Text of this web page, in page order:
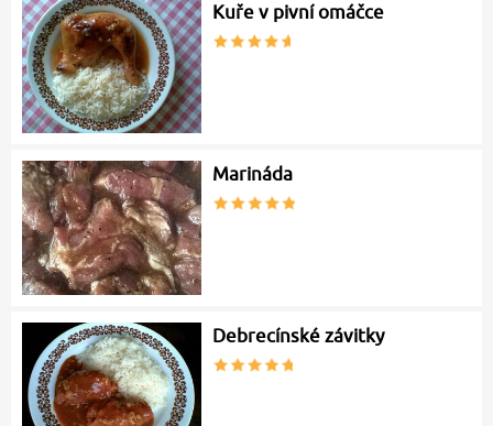
Kuře v pivní omáčce
Marináda
Debrecínské závitky